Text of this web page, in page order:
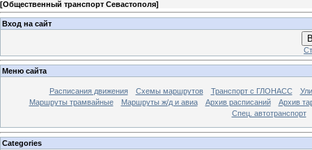
[Общественный транспорт Севастополя]
Вход на сайт
Меню сайта
Расписания движения Схемы маршрутов Транспорт с ГЛОНАСС
Маршруты трамвайные
Маршруты ж/д и авиа Архив расписаний
Архив
Спец. автотранспорт
Categories